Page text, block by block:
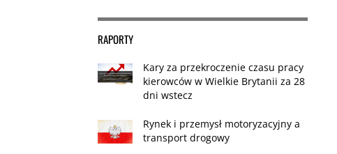
RAPORTY
Kary za przekroczenie czasu pracy
kierowców w Wielkie Brytanii za 28
dni wstecz
Rynek i przemysł motoryzacyjny a
transport drogowy